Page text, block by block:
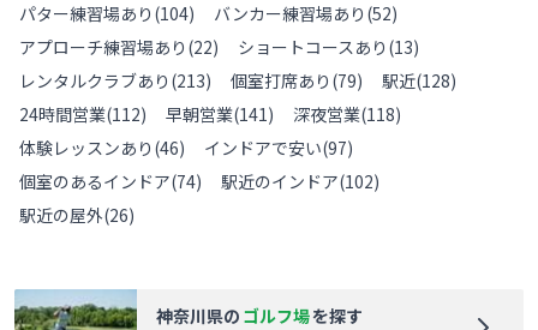
パター練習場あり (104) バンカー練習場あり (52)
アプローチ練習場あり (22) ショートコースあり (13)
レンタルクラブあり (213) 個室打席あり (79) 駅近(128)
24時間営業(112) 早朝営業(141) 深夜営業(118)
体験レッスンあり (46) インドアで安い(97)
個室のあるインドア(74) 駅近のインドア(102)
駅近の屋外(26)
神奈川県の ゴルフ場を探す